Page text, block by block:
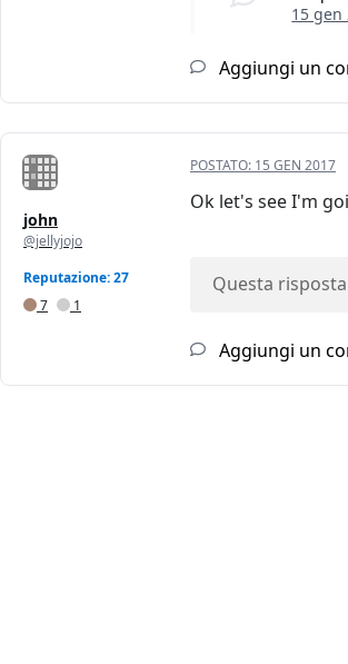
15 gen
Aggiungi un
john
@jellyjojo
Reputazione: 27
7
1
POSTATO: 15 GEN 2017
Ok let's see I'm
Questa
Aggiungi un